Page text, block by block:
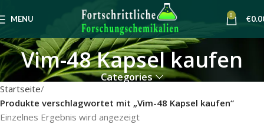
MENU 0 €
Vim-48 Kapsel kaufen
Categories
Startseite
Produkte verschlagwortet mit „Vim-48 Kapsel kaufen“
Einzelnes Ergebnis wird angezeigt